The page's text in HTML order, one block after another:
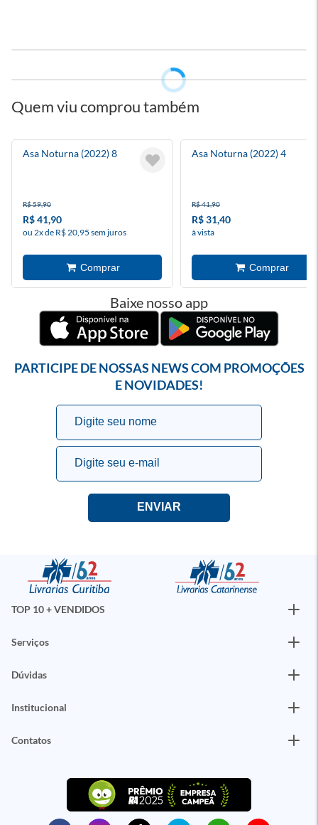
Quem viu comprou também
Asa Noturna (2022) 8
R$ 59,90
R$ 41,90
ou 2x de R$ 20,95 sem juros
Asa Noturna (2022) 4
R$ 41,90
R$ 31,40
à vista
Baixe nosso app
PARTICIPE DE NOSSAS NEWS COM PROMOÇÕES
E NOVIDADES!
TOP 10 + VENDIDOS
Serviços
Dúvidas
Institucional
Contatos